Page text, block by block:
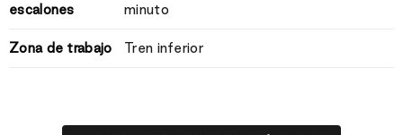
escalones
minuto
Zona de trabajo Tren inferior